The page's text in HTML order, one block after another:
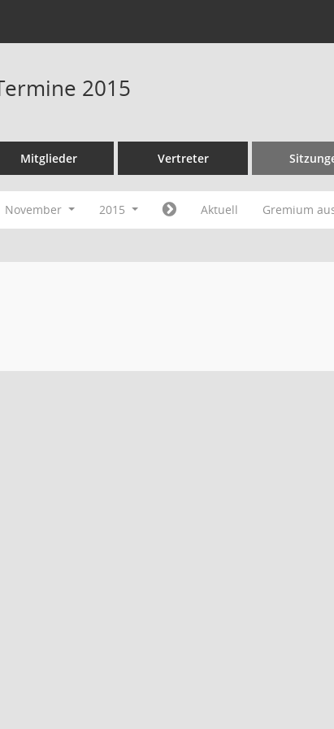
2015
Mitglieder Vertreter
November 2015 Aktuell Gremium